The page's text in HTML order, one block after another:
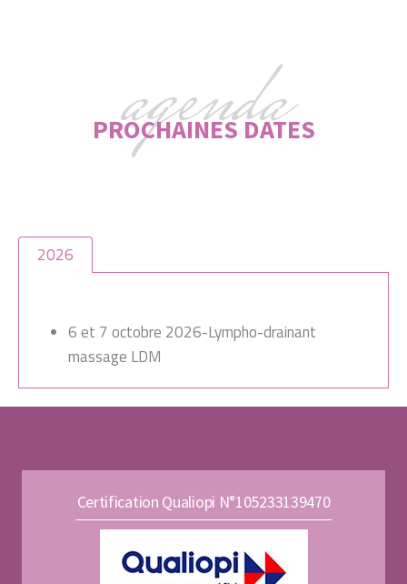
agenda
PROCHAINES DATES
2026
6 et 7 octobre 2026-Lympho-drainant
massage LDM
Certification Qualiopi N°105233139470